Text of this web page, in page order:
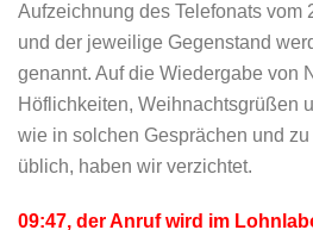
Aufzeichnung des Telefonats vom
und der jeweilige Gegenstand
genannt. Auf die Wiedergabe von
Höflichkeiten, Weihnachtsgrüßen
wie in solchen Gesprächen und
üblich, haben wir verzichtet.
09:47, der Anruf wird im